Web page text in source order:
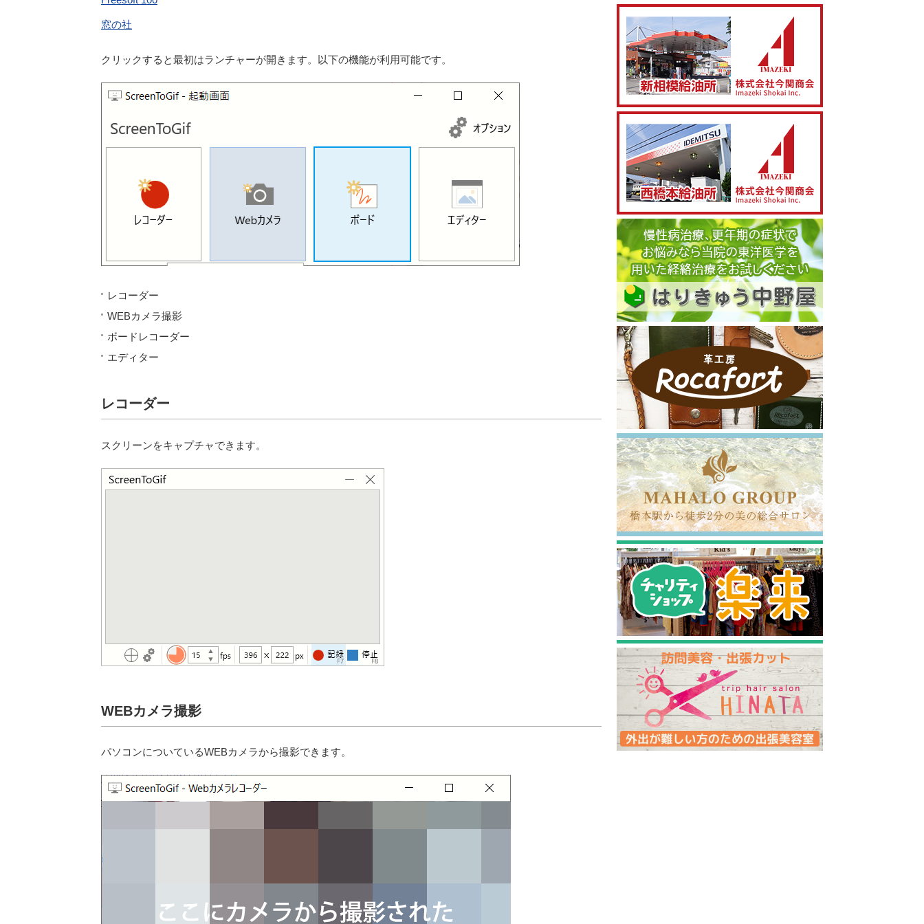
窓の社
クリックすると最初はランチャーが開きます。以下の機能が利用可能です。
レコーダー
WEBカメラ撮影
ボードレコーダー
エディター
レコーダー
スクリーンをキャプチャできます。
WEBカメラ撮影
パソコンについているWEBカメラから撮影できます。